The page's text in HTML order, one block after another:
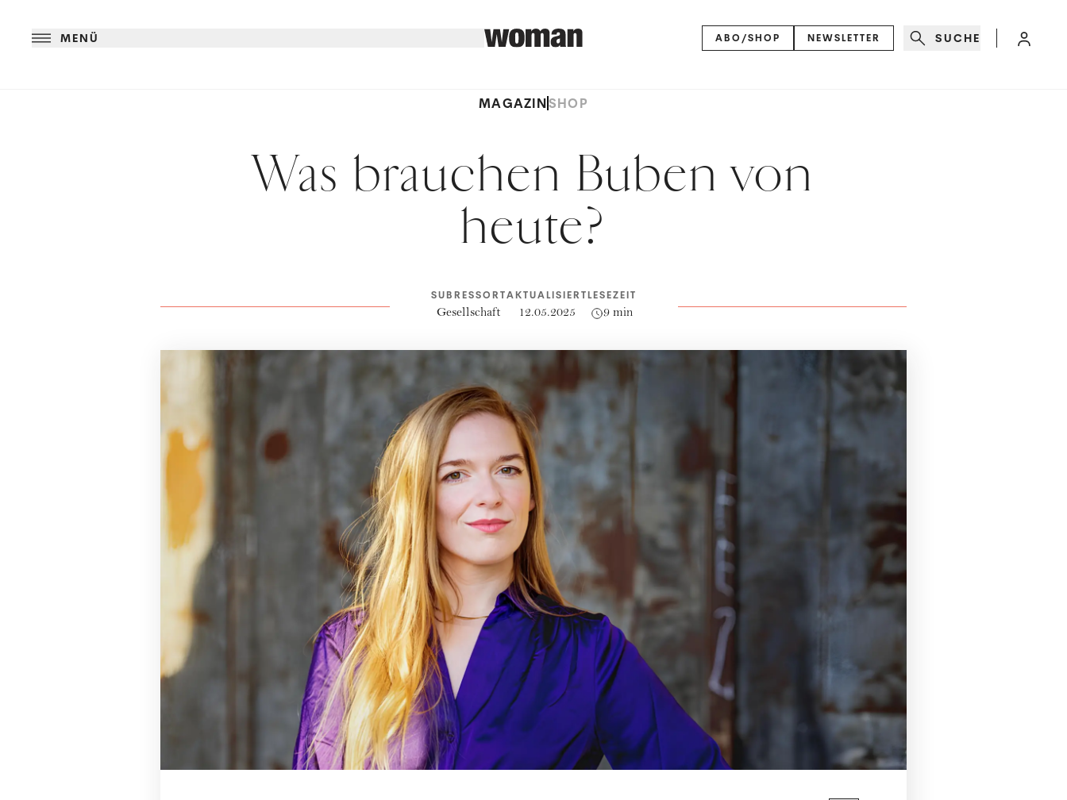
MENÜ ABO/SHOP NEWSLETTER SUCHE
MAGAZINSHOP
Was brauchen Buben von
heute?
SUBRESSORT
Gesellschaft
AKTUALISIERT
12.05.2025
LESEZEIT
9 min